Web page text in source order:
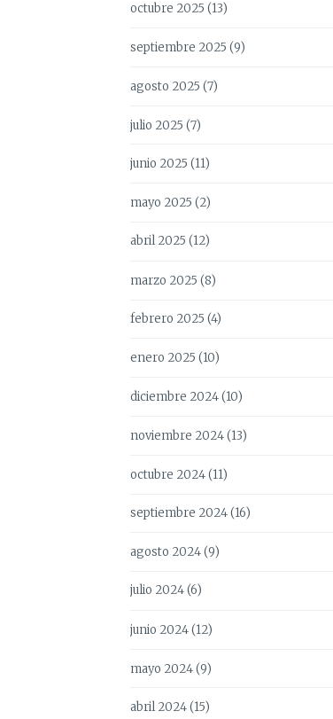
octubre 2025 (13)
septiembre 2025 (9)
agosto 2025 (7)
julio 2025 (7)
junio 2025 (11)
mayo 2025 (2)
abril 2025 (12)
marzo 2025 (8)
febrero 2025 (4)
enero 2025 (10)
diciembre 2024(10)
noviembre 2024(13)
octubre 2024(11)
septiembre 2024(16)
agosto 2024(9)
julio 2024(6)
junio 2024(12)
mayo 2024(9)
abril 2024(15)